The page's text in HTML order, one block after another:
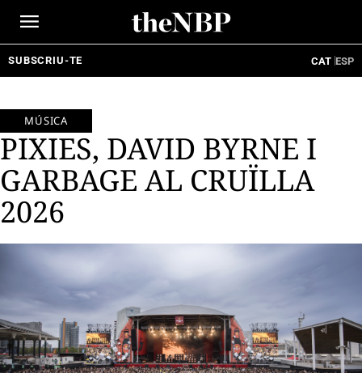
SUBSCRIU-TE CAT ESP
MÚSICA
PIXIES, DAVID BYRNE I
GARBAGE AL CRUÏLLA
2026